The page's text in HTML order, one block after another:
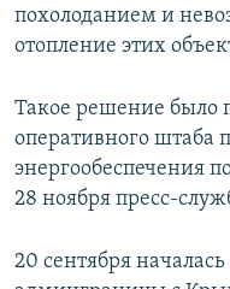
похолоданием и
отопление этих
Такое решение было
оперативного штаба
энергообеспечения
28 ноября пресс-
20 сентября